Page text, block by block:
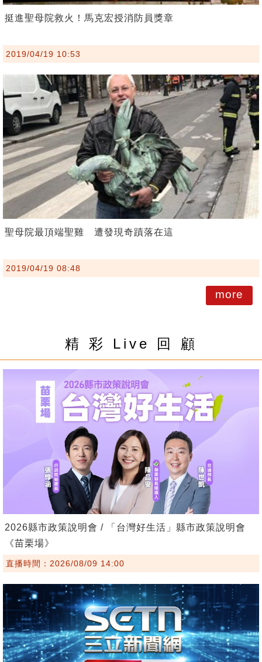
挺進聖母院救火！馬克宏授消防員獎章
2019/04/19 10:53
聖母院最頂端聖雞 遭發現奇蹟落在這
2019/04/19 08:48
more
精 彩 Live 回 顧
2026縣市政策說明會 / 「台灣好生活」縣市政策說明會
《苗栗場》
直播時間：2026/08/09 14:00